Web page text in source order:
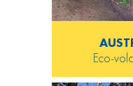
Eco-